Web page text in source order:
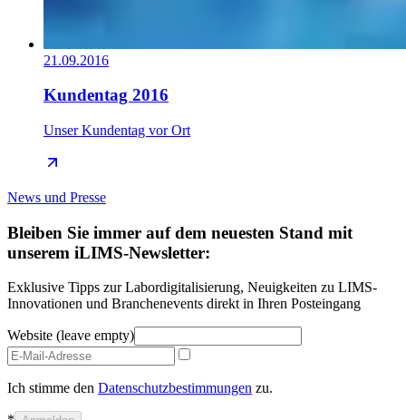
21.09.2016
Kundentag 2016
Unser Kundentag vor Ort
News und Presse
Bleiben Sie immer auf dem neuesten Stand mit
unserem iLIMS-Newsletter:
Exklusive Tipps zur Labordigitalisierung, Neuigkeiten zu LIMS-
Innovationen und Branchenevents direkt in Ihren Posteingang
Website (leave empty)
Ich stimme den Datenschutzbestimmungen zu.